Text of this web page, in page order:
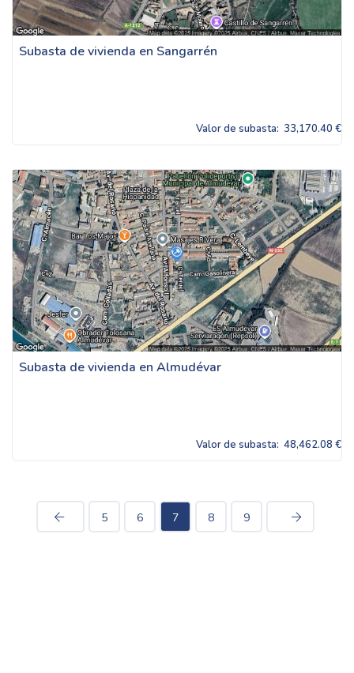
Subasta de vivienda en Sangarrén
Valor de subasta: 33,170.40 €
Subasta de vivienda en Almudévar
Valor de subasta: 48,462.08 €
5 6 7 8 9